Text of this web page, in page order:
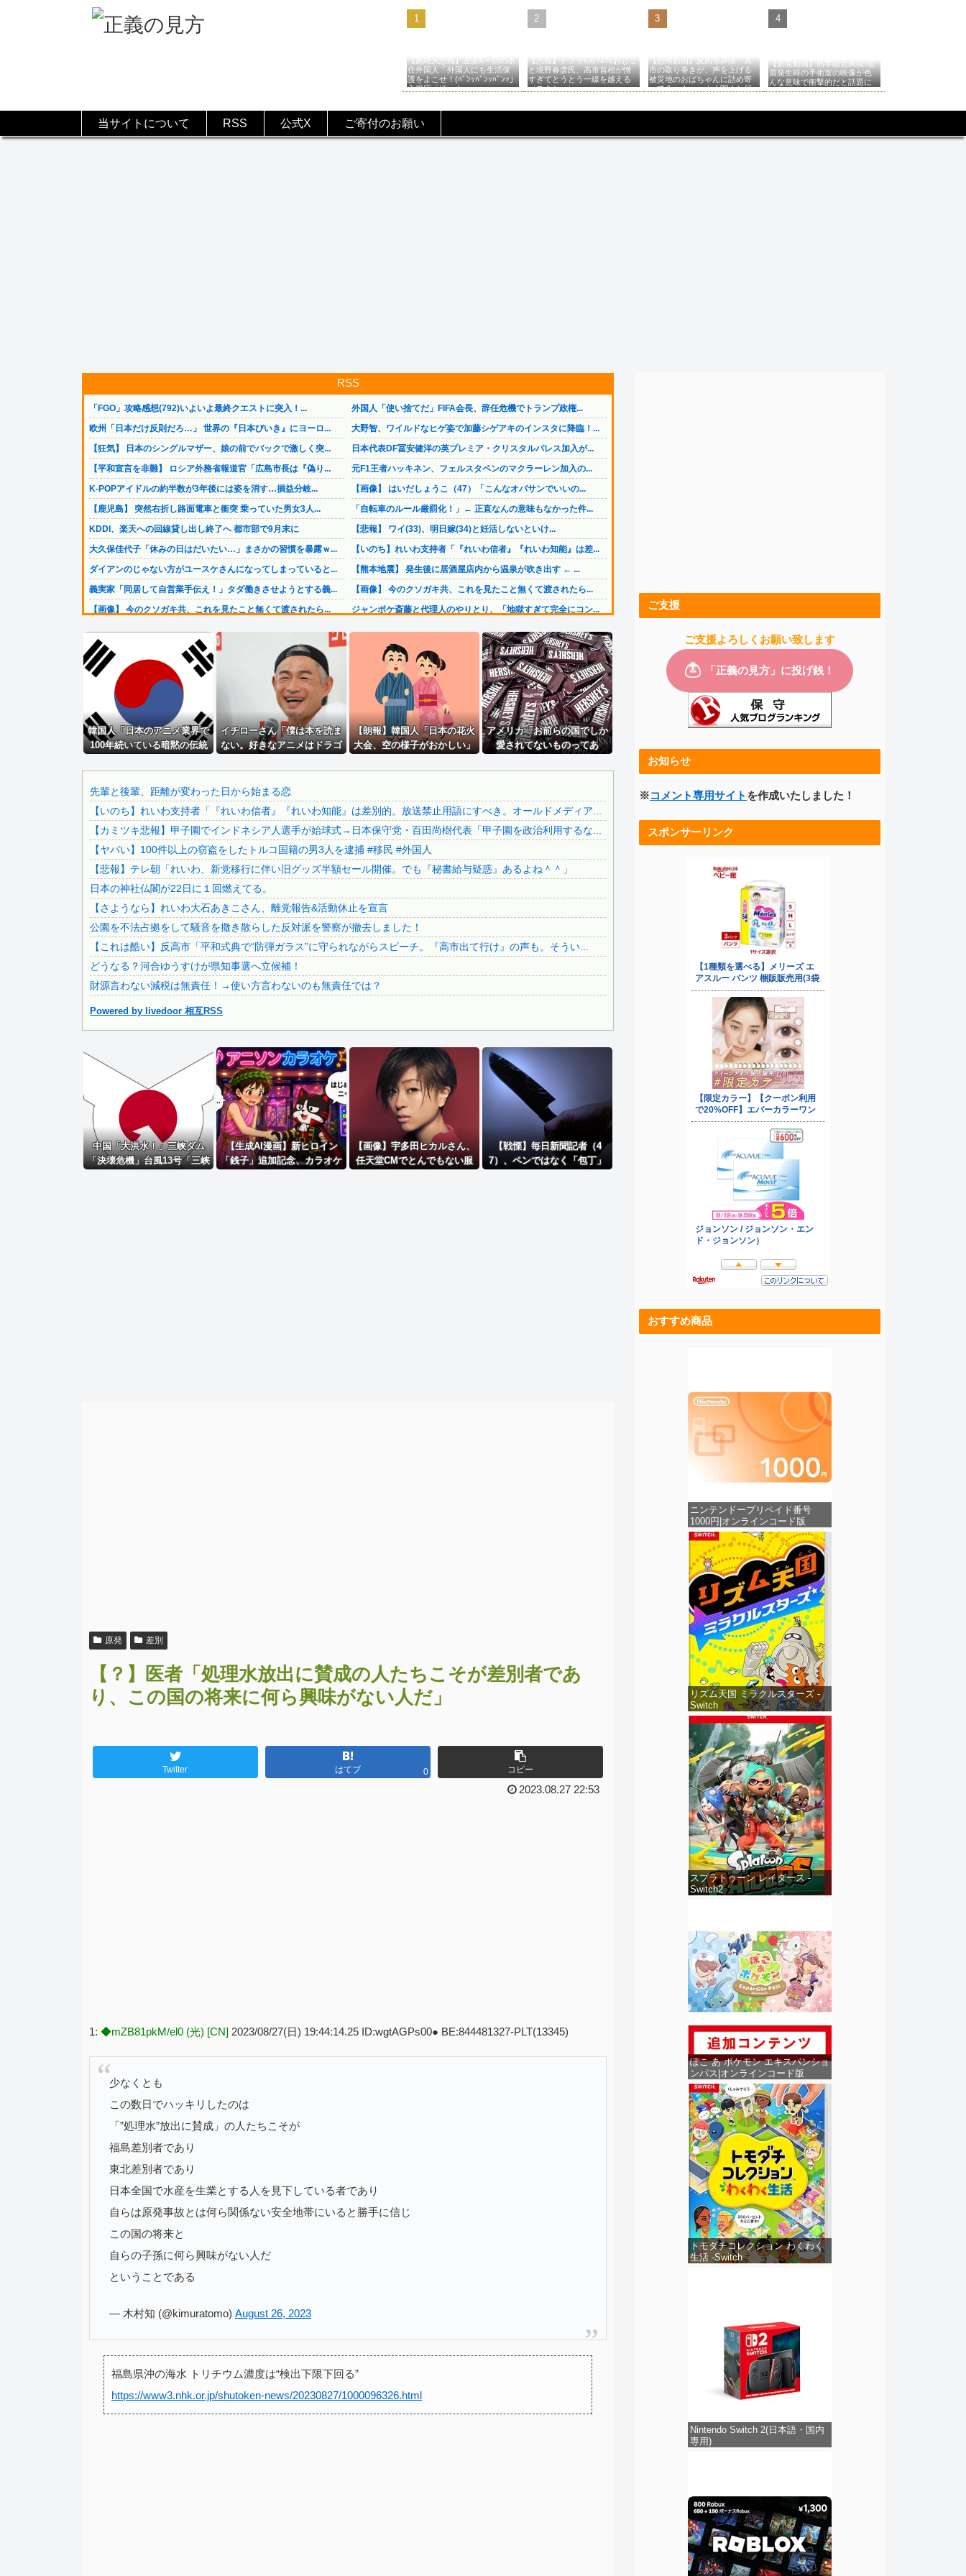
【超絶大悲報】左派&一部の永
住外国人「外国人にも生活保
護をよこせ！(ﾊﾞﾝｯﾊﾞﾝｯﾊﾞﾝｯ」
入管庁「ほーん…」→
【悲報】ナフサ6月ﾂﾑﾂﾑおじこ
と境野春彦氏、高市首相が憎
すぎてとうとう一線を越える
（スクショ）
【恐怖動画】反高市界隈「高
市の取り巻きが、声を上げる
被災地のおばちゃんに詰め寄
ってるぅ！」→よく聞くと何
【必見動画】熊本総合病院 地
震発生時の手術室の映像が色
んな意味で衝撃的だと話題に
当サイトについて RSS 公式X ご寄付のお願い
RSS
「FGO」攻略感想(792)いよいよ最終クエストに突入！...
欧州「日本だけ反則だろ…」 世界の『日本びいき』にヨーロ...
【狂気】 日本のシングルマザー、娘の前でバックで激しく突...
【平和宣言を非難】 ロシア外務省報道官「広島市長は『偽り...
K-POPアイドルの約半数が3年後には姿を消す…損益分岐...
【鹿児島】 突然右折し路面電車と衝突 乗っていた男女3人...
KDDI、楽天への回線貸し出し終了へ 都市部で9月末に
大久保佳代子「休みの日はだいたい…」まさかの習慣を暴露ｗ...
ダイアンのじゃない方がユースケさんになってしまっていると...
義実家「同居して自営業手伝え！」タダ働きさせようとする義...
【画像】 今のクソガキ共、これを見たこと無くて渡されたら...
【悲報】大阪のホテル、ヤバすぎて大炎上…「大阪の洗礼を受...
【鹿児島】突然右折し路面電車と衝突 乗っていた男女3人は...
ジャングリア沖縄「ロイヤルチケット」の販売開始、大人29...
【悲報】女に手を出したら人生詰んだｗｗｗｗｗｗｗｗｗｗw...
中国「大洪水！」三峡ダム「9門開放！（全力放流」中国都市...
なぁ、永久機関ってなんで絶対に作れないん？
大久保佳代子「休みの日はだいたい…」まさかの習慣を暴露ｗ...
高配当をうたった「みんなで大家さん」→実態は2881億円...
秋田県職員さん、会見をバスローブ＆喫煙スタイルで対応して...
滝沢秀明社長、熊本入り示唆「男手が必要。時間を見つけて行...
ジャンポケ斎藤と代理人のやりとり、「地獄すぎて完全にコン...
【画像】 日本共産党の街宣車、ほんと碌でもないな
積水ハウス「地面師に55億円騙し取られた…」ワイ「はえー...
【動画】 移民受け入れ派のパヨおば、自分の家に来られたら...
彼氏が『この車』買おうとして私とケンカになってるんだけど...
日本をダメにした総理大臣、ワースト１位が同点でこの人ｗｗ...
【画像】 まま「なんかプール入ってたら学生にめっちゃ見ら...
外国人「使い捨てだ」FIFA会長、辞任危機でトランプ政権...
大野智、ワイルドなヒゲ姿で加藤シゲアキのインスタに降臨！...
日本代表DF冨安健洋の英プレミア・クリスタルパレス加入が...
元F1王者ハッキネン、フェルスタペンのマクラーレン加入の...
【画像】 はいだしょうこ（47）「こんなオバサンでいいの...
「自転車のルール厳罰化！」← 正直なんの意味もなかった件...
【悲報】 ワイ(33)、明日嫁(34)と妊活しないといけ...
【いのち】れいわ支持者「『れいわ信者』『れいわ知能』は差...
【熊本地震】 発生後に居酒屋店内から温泉が吹き出す ← ...
【画像】 今のクソガキ共、これを見たこと無くて渡されたら...
ジャンポケ斎藤と代理人のやりとり、「地獄すぎて完全にコン...
【画像】 日本共産党の街宣車、ほんと碌でもないな
積水ハウス「地面師に55億円騙し取られた…」ワイ「はえー...
彼氏が『この車』買おうとして私とケンカになってるんだけど...
【画像】 今のクソガキ共、これを見たこと無くて渡されたら...
日本をダメにした総理大臣、ワースト１位が同点でこの人ｗｗ...
日本をダメにした総理大臣、ワースト１位が同点でこの人ｗｗ...
【悲報】 ケンコバがコロナの特殊すぎる後遺症に苦しんでい...
【カミツキ悲報】甲子園でインドネシア人選手が始球式→日本...
【悲報】テレ朝「れいわ、新党移行に伴い旧グッズ半額セール...
日本の神社仏閣が22日に１回燃えてる。
【さようなら】れいわ大石あきこさん、離党報告&活動休止を...
公園を不法占拠をして騒音を撒き散らした反対派を警察が撤去...
財源言わない減税は無責任！→使い方言わないのも無責任では...
日本旅行キャンセルすべきか…1万年ぶり史上最大級の火山の...
無気力な韓国代表、オーストリアにも0-1で敗北…3月のA...
韓国代表、コートジボワールに0対4で完敗＝韓国の反応
Powered by livedoor 相互RSS
韓国人「日本のアニメ業界で
100年続いている暗黙の伝統
イチローさん「僕は本を読ま
ない。好きなアニメはドラゴ
【朗報】韓国人「日本の花火
大会、空の様子がおかしい」
アメリカ「お前らの国でしか
愛されてないものってあ
先輩と後輩、距離が変わった日から始まる恋
【いのち】れいわ支持者「『れいわ信者』『れいわ知能』は差別的。放送禁止用語にすべき。オールドメディア...
【カミツキ悲報】甲子園でインドネシア人選手が始球式→日本保守党・百田尚樹代表「甲子園を政治利用するな...
【ヤバい】100件以上の窃盗をしたトルコ国籍の男3人を逮捕 #移民 #外国人
【悲報】テレ朝「れいわ、新党移行に伴い旧グッズ半額セール開催。でも『秘書給与疑惑』あるよね＾＾」
日本の神社仏閣が22日に１回燃えてる。
【さようなら】れいわ大石あきこさん、離党報告&活動休止を宣言
公園を不法占拠をして騒音を撒き散らした反対派を警察が撤去しました！
【これは酷い】反高市「平和式典で“防弾ガラス”に守られながらスピーチ。『高市出て行け』の声も。そうい...
どうなる？河合ゆうすけが県知事選へ立候補！
財源言わない減税は無責任！→使い方言わないのも無責任では？
Powered by livedoor 相互RSS
中国「大洪水！」三峡ダム
「決壊危機」台風13号「三峡
【生成AI漫画】新ヒロイン
「銭子」追加記念、カラオケ
【画像】宇多田ヒカルさん、
任天堂CMでとんでもない服
【戦慄】毎日新聞記者（4
7）、ペンではなく「包丁」
原発 差別
【？】医者「処理水放出に賛成の人たちこそが差別者であ
り、この国の将来に何ら興味がない人だ」
Twitter はてブ 0 コピー
2023.08.27 22:53
1: ◆mZB81pkM/el0 (光) [CN] 2023/08/27(日) 19:44:14.25 ID:wgtAGPs00● BE:844481327-PLT(13345)
少なくとも
この数日でハッキリしたのは
「”処理水”放出に賛成」の人たちこそが
福島差別者であり
東北差別者であり
日本全国で水産を生業とする人を見下している者であり
自らは原発事故とは何ら関係ない安全地帯にいると勝手に信じ
この国の将来と
自らの子孫に何ら興味がない人だ
ということである
— 木村知 (@kimuratomo) August 26, 2023
福島県沖の海水 トリチウム濃度は“検出下限下回る”
https://www3.nhk.or.jp/shutoken-news/20230827/1000096326.html
ご支援
ご支援よろしくお願い致します
お知らせ
※コメント専用サイト を作成いたしました！
スポンサーリンク
おすすめ商品
ニンテンドープリペイド番号
1000円|オンラインコード版
リズム天国 ミラクルスターズ -
Switch
スプラトゥーン レイダース -
Switch2
ぽこ あ ポケモン エキスパンショ
ンパス|オンラインコード版
トモダチコレクション わくわく
生活 -Switch
Nintendo Switch 2(日本語・国内
専用)